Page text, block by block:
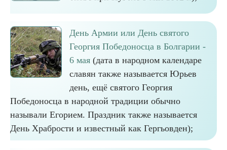
День Армии или День святого
Георгия Победоносца в Болгарии -
6 мая (дата в народном календаре
славян также называется Юрьев
день, ещё святого Георгия
Победоносца в народной традиции обычно
называли Егорием. Праздник также называется
День Храбрости и известный как Гергьовден);